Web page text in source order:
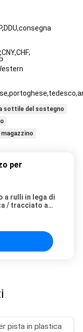
sottile del sostegno
per
a rulli in lega di
/ tracciato a
pista in plastica